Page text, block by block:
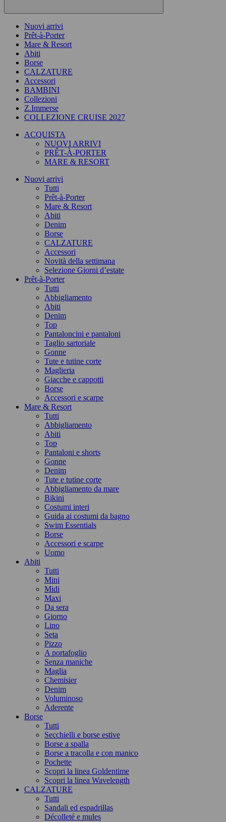
Nuovi arrivi
Prêt-à-Porter
Mare & Resort
Abiti
Borse
CALZATURE
Accessori
BAMBINI
Collezioni
Z.Immerse
COLLEZIONE CRUISE 2027
ACQUISTA
NUOVI ARRIVI
PRÊT-À-PORTER
MARE & RESORT
Nuovi arrivi
Tutti
Prêt-à-Porter
Mare & Resort
Abiti
Denim
Borse
CALZATURE
Accessori
Novità della settimana
Selezione Giorni d’estate
Prêt-à-Porter
Tutti
Abbigliamento
Abiti
Denim
Top
Pantaloncini e pantaloni
Taglio sartoriale
Gonne
Tute e tutine corte
Maglieria
Giacche e cappotti
Borse
Accessori e scarpe
Mare & Resort
Tutti
Abbigliamento
Abiti
Top
Pantaloni e shorts
Gonne
Denim
Tute e tutine corte
Abbigliamento da mare
Bikini
Costumi interi
Guida ai costumi da bagno
Swim Essentials
Borse
Accessori e scarpe
Uomo
Abiti
Tutti
Mini
Midi
Maxi
Da sera
Giorno
Lino
Seta
Pizzo
A portafoglio
Senza maniche
Maglia
Chemisier
Denim
Voluminoso
Aderente
Borse
Tutti
Secchielli e borse estive
Borse a spalla
Borse a tracolla e con manico
Pochette
Scopri la linea Goldentime
Scopri la linea Wavelength
CALZATURE
Tutti
Sandali ed espadrillas
Décolleté e mules